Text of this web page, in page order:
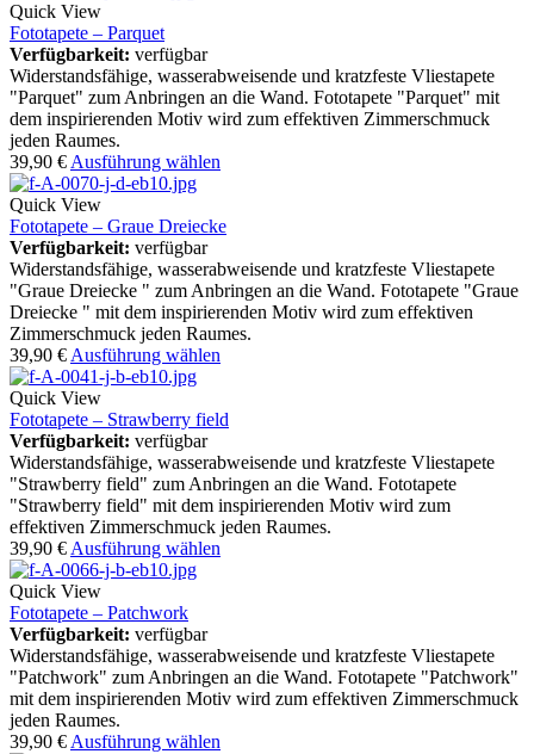
Quick View
Fototapete – Parquet
Verfügbarkeit: verfügbar
Widerstandsfähige, wasserabweisende und kratzfeste Vliestapete
"Parquet" zum Anbringen an die Wand. Fototapete "Parquet" mit
dem inspirierenden Motiv wird zum effektiven Zimmerschmuck
jeden Raumes.
39,90 € Ausführung wählen
Quick View
Fototapete – Graue Dreiecke
Verfügbarkeit: verfügbar
Widerstandsfähige, wasserabweisende und kratzfeste Vliestapete
"Graue Dreiecke " zum Anbringen an die Wand. Fototapete "Graue
Dreiecke " mit dem inspirierenden Motiv wird zum effektiven
Zimmerschmuck jeden Raumes.
39,90 € Ausführung wählen
Quick View
Fototapete – Strawberry field
Verfügbarkeit: verfügbar
Widerstandsfähige, wasserabweisende und kratzfeste Vliestapete
"Strawberry field" zum Anbringen an die Wand. Fototapete
"Strawberry field" mit dem inspirierenden Motiv wird zum
effektiven Zimmerschmuck jeden Raumes.
39,90 € Ausführung wählen
Quick View
Fototapete – Patchwork
Verfügbarkeit: verfügbar
Widerstandsfähige, wasserabweisende und kratzfeste Vliestapete
"Patchwork" zum Anbringen an die Wand. Fototapete "Patchwork"
mit dem inspirierenden Motiv wird zum effektiven Zimmerschmuck
jeden Raumes.
39,90 € Ausführung wählen